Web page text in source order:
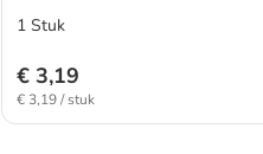
1 Stuk
€ 3,19
€ 3,19 / stuk